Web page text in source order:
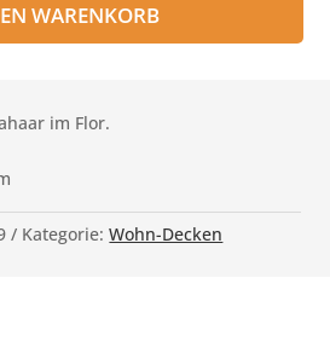
im Flor.
WARENKORB
Kategorie:Wohn-Decken